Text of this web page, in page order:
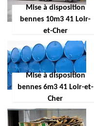
Mise à disposition
bennes 10m3 41 Loir-
et-Cher
Mise à disposition
bennes 6m3 41 Loir-et-
Cher